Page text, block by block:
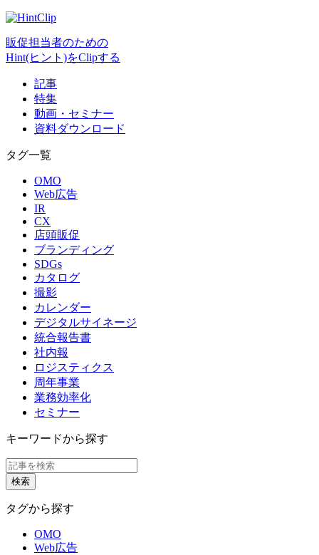
販促担当者のための
Hint(ヒント)をClipする
記事
特集
動画・セミナー
資料ダウンロード
タグ一覧
OMO
Web広告
IR
CX
店頭販促
ブランディング
SDGs
カタログ
撮影
カレンダー
デジタルサイネージ
統合報告書
社内報
ロジスティクス
周年事業
業務効率化
セミナー
キーワードから探す
タグから探す
OMO
Web広告